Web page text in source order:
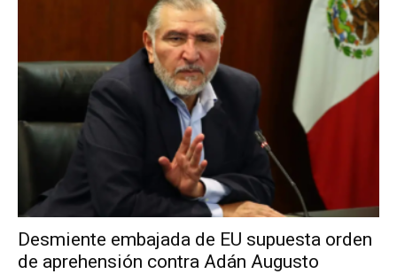
Desmiente embajada de EU supuesta orden
de aprehensión contra Adán Augusto